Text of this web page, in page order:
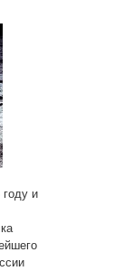
году и